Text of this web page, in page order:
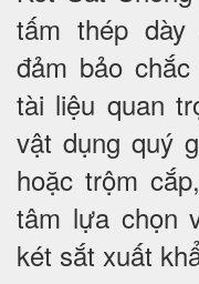
tấm thép dày
đảm bảo
tài liệu quan
vật dụng quý
hoặc trộm
tâm lựa chọn
két sắt xuất